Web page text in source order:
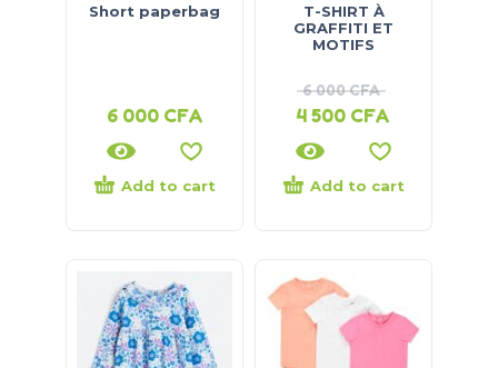
Short paperbag
6 000 CFA
Add to cart
T-SHIRT À
GRAFFITI ET
MOTIFS
6 000CFA
4 500 CFA
Add to cart